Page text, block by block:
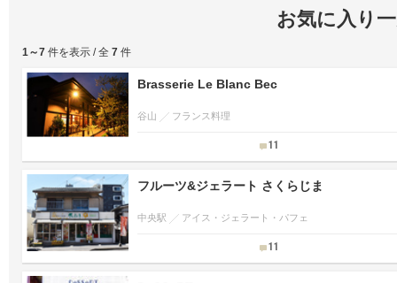
お気に入り
1～7 件を表示 / 全 7 件
Brasserie Le Blanc Bec
谷山 フランス料理
11
フルーツ&ジェラート さくらじま
中央駅 アイス・ジェラート・パフェ
11